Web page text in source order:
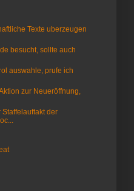
Texte uberzeugen
besucht, sollte auch
auswahle, prufe ich
zur Neueröffnung,
der